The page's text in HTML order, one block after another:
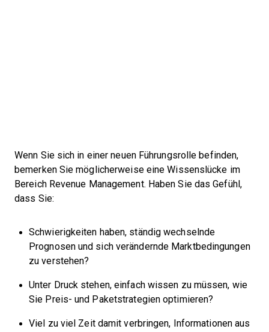
Wenn Sie sich in einer neuen Führungsrolle befinden,
bemerken Sie möglicherweise eine Wissenslücke im
Bereich Revenue Management. Haben Sie das Gefühl,
dass Sie:
Schwierigkeiten haben, ständig wechselnde
Prognosen und sich verändernde Marktbedingungen
zu verstehen?
Unter Druck stehen, einfach wissen zu müssen, wie
Sie Preis- und Paketstrategien optimieren?
Viel zu viel Zeit damit verbringen, Informationen aus